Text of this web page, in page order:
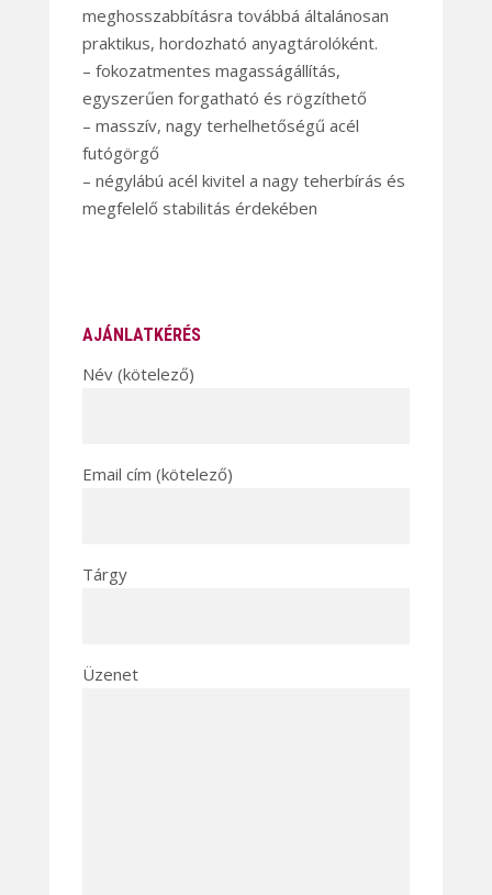
meghosszabbításra továbbá általánosan
praktikus, hordozható anyagtárolóként.
– fokozatmentes magasságállítás,
egyszerűen forgatható és rögzíthető
– masszív, nagy terhelhetőségű acél
futógörgő
– négylábú acél kivitel a nagy teherbírás és
megfelelő stabilitás érdekében
AJÁNLATKÉRÉS
Név (kötelező)
Email cím (kötelező)
Tárgy
Üzenet